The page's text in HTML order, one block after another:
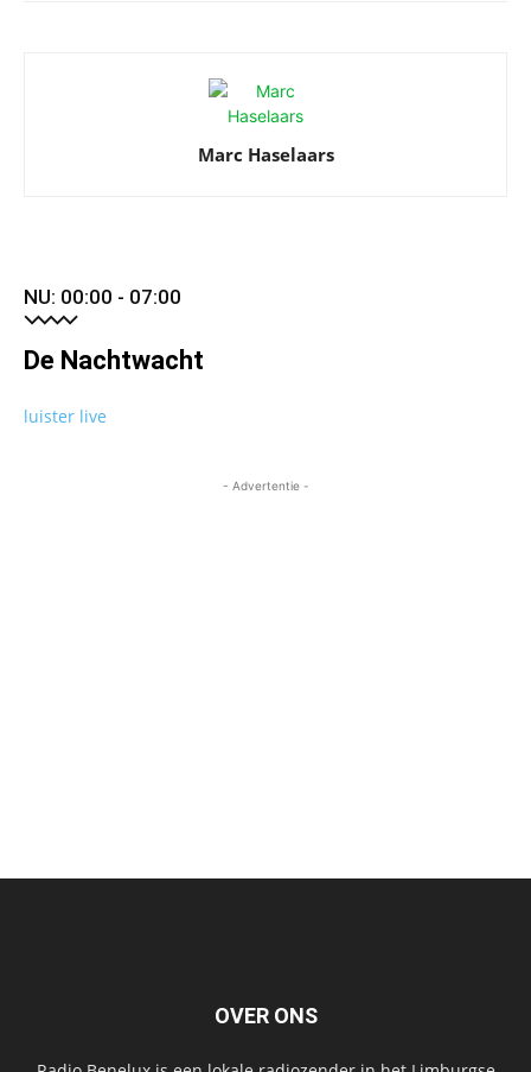
Marc Haselaars
NU: 00:00 - 07:00
De Nachtwacht
luister live
- Advertentie -
OVER ONS